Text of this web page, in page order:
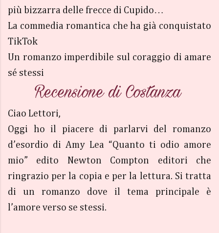
più bizzarra delle frecce di Cupido…
La commedia romantica che ha già conquistato
TikTok
Un romanzo imperdibile sul coraggio di amare
sé stessi
Ciao Lettori,
Oggi ho il piacere di parlarvi del romanzo
d’esordio di Amy Lea “Quanto ti odio amore
mio” edito Newton Compton editori che
ringrazio per la copia e per la lettura. Si tratta
di un romanzo dove il tema principale è
l’amore verso se stessi.